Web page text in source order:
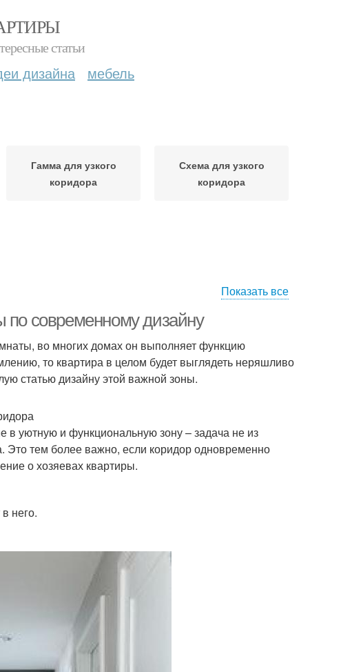
статьи
дизайна мебель
Гамма для узкого
коридора
Схема для узкого
коридора
Показать все
по современному дизайну
во многих домах он выполняет функцию
то квартира в целом будет выглядеть неряшливо
статью дизайну этой важной зоны.
в уютную и функциональную зону – задача не из
Это тем более важно, если коридор одновременно
о хозяевах квартиры.
него.